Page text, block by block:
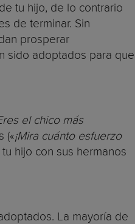
tu hijo, de lo contrario
de terminar. Sin
prosperar
sido adoptados para que
el chico más
(«¡Mira cuánto esfuerzo
hijo con sus hermanos
La mayoría de